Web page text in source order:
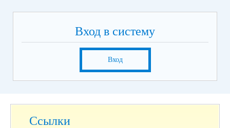
Вход в систему
Вход
Ссылки